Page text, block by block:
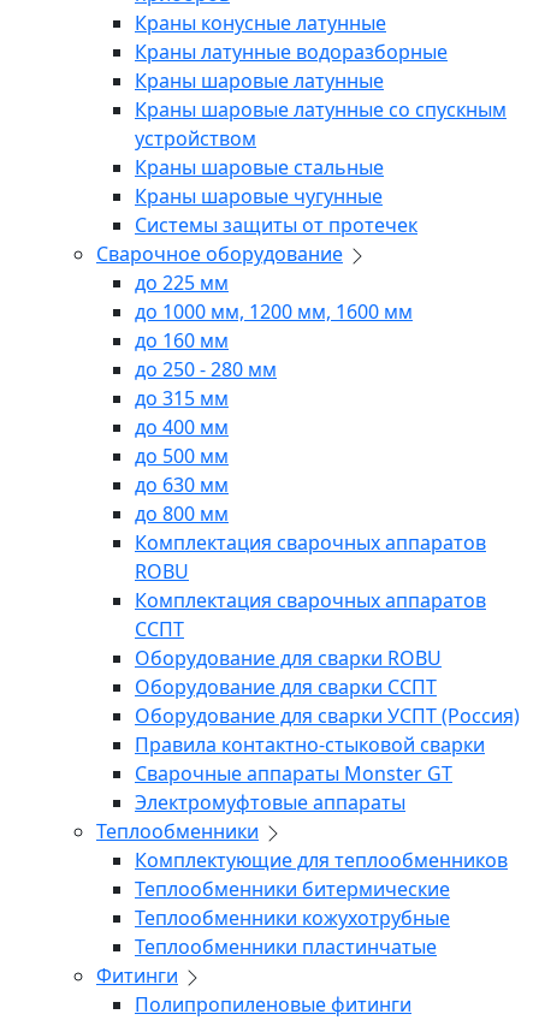
Краны конусные латунные
Краны латунные водоразборные
Краны шаровые латунные
Краны шаровые латунные со спускным
устройством
Краны шаровые стальные
Краны шаровые чугунные
Системы защиты от протечек
Сварочное оборудование
до 225 мм
до 1000 мм, 1200 мм, 1600 мм
до 160 мм
до 250 - 280 мм
до 315 мм
до 400 мм
до 500 мм
до 630 мм
до 800 мм
Комплектация сварочных аппаратов
ROBU
Комплектация сварочных аппаратов
ССПТ
Оборудование для сварки ROBU
Оборудование для сварки ССПТ
Оборудование для сварки УСПТ (Россия)
Правила контактно-стыковой сварки
Сварочные аппараты Monster GT
Электромуфтовые аппараты
Теплообменники
Комплектующие для теплообменников
Теплообменники битермические
Теплообменники кожухотрубные
Теплообменники пластинчатые
Фитинги
Полипропиленовые фитинги